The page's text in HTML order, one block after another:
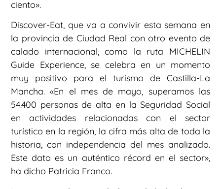
ciento».
Discover-Eat, que va a convivir esta semana en
la provincia de Ciudad Real con otro evento de
calado internacional, como la ruta MICHELIN
Guide Experience, se celebra en un momento
muy positivo para el turismo de Castilla-La
Mancha. «En el mes de mayo, superamos las
54.400 personas de alta en la Seguridad Social
en actividades relacionadas con el sector
turístico en la región, la cifra más alta de toda la
historia, con independencia del mes analizado.
Este dato es un auténtico récord en el sector»,
ha dicho Patricia Franco.